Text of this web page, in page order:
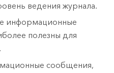
ведения журнала.
информационные
полезны для
сообщения,